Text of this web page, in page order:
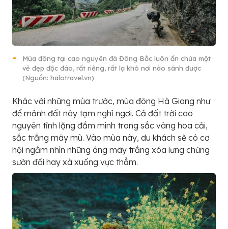
Mùa đông tại cao nguyên đá Đông Bắc luôn ẩn chứa một
vẻ đẹp độc đáo, rất riêng, rất lạ khó nơi nào sánh được
(Nguồn: halotravel.vn)
Khác với những mùa trước, mùa đông Hà Giang như
để mảnh đất này tạm nghỉ ngơi. Cả đất trời cao
nguyên tĩnh lặng đắm mình trong sắc vàng hoa cải,
sắc trắng mây mù. Vào mùa này, du khách sẽ có cơ
hội ngắm nhìn những áng mây trắng xóa lưng chừng
sườn đồi hay xà xuống vực thẳm.